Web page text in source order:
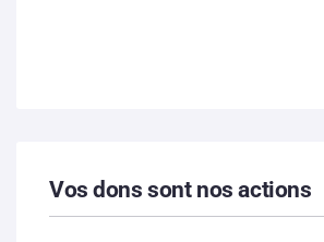
Vos dons sont nos actions